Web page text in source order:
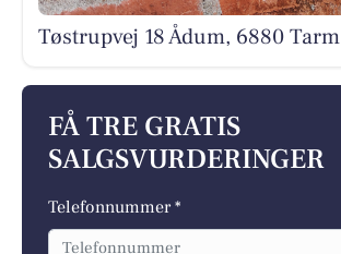
Tøstrupvej 18 Ådum, 6880 Tarm
FÅ TRE GRATIS
SALGSVURDERINGER
Telefonnummer *